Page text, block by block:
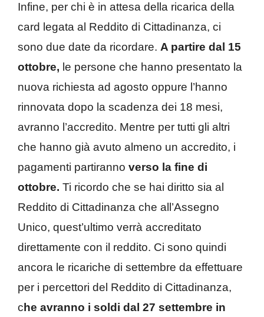
Infine, per chi è in attesa della ricarica della
card legata al Reddito di Cittadinanza, ci
sono due date da ricordare. A partire dal 15
ottobre, le persone che hanno presentato la
nuova richiesta ad agosto oppure l’hanno
rinnovata dopo la scadenza dei 18 mesi,
avranno l’accredito. Mentre per tutti gli altri
che hanno già avuto almeno un accredito, i
pagamenti partiranno verso la fine di
ottobre. Ti ricordo che se hai diritto sia al
Reddito di Cittadinanza che all’Assegno
Unico, quest’ultimo verrà accreditato
direttamente con il reddito. Ci sono quindi
ancora le ricariche di settembre da effettuare
per i percettori del Reddito di Cittadinanza,
che avranno i soldi dal 27 settembre in